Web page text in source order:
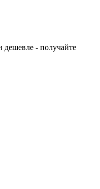
- получайте